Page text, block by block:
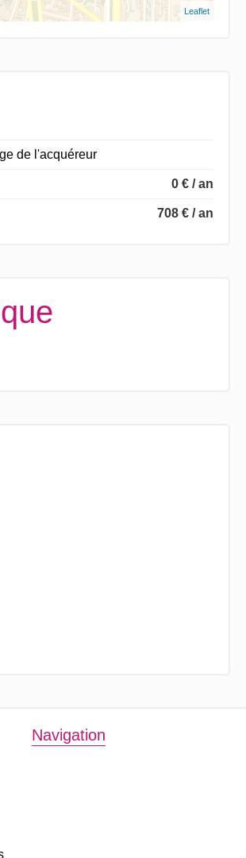
Leaflet
de l'acquéreur
0 € / an
708 € / an
Navigation